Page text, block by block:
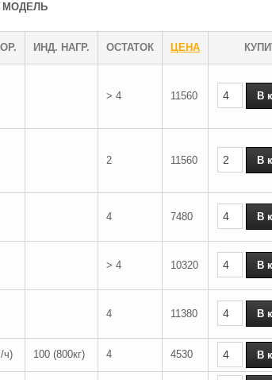
МОДЕЛЬ
ИНД. НАГР. ОСТАТОК ЦЕНА
> 4 11560
2 11560
4 7480
> 4 10320
4 11380
ч) 100 (800кг) 4 4530